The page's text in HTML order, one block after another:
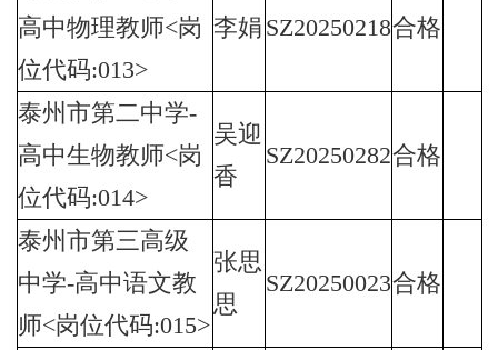
高中物理教师<岗
位代码:013>
李娟 SZ20250218合格
泰州市第二中学-
高中生物教师<岗
位代码:014>
吴迎
香
SZ20250282合格
泰州市第三高级
中学-高中语文教
师<岗位代码:015>
张思
思
SZ20250023合格